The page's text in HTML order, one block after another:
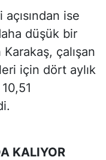
ise
düşük bir
çalışan
için dört aylık
KALIYOR